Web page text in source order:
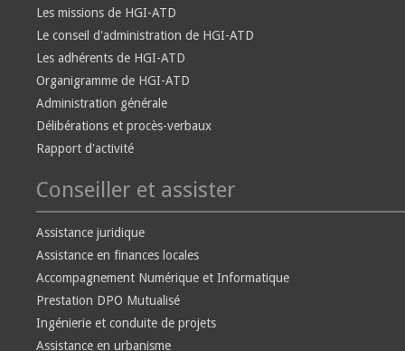
Les missions de HGI-ATD
Le conseil d'administration de HGI-ATD
Les adhérents de HGI-ATD
Organigramme de HGI-ATD
Administration générale
Délibérations et procès-verbaux
Rapport d'activité
Conseiller et assister
Assistance juridique
Assistance en finances locales
Accompagnement Numérique et Informatique
Prestation DPO Mutualisé
Ingénierie et conduite de projets
Assistance en urbanisme